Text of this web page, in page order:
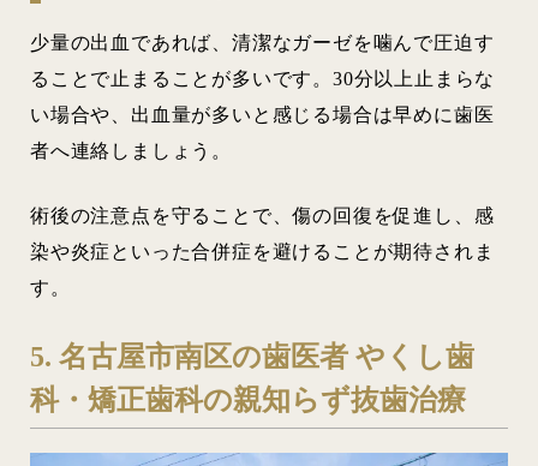
少量の出血であれば、清潔なガーゼを噛んで圧迫す
ることで止まることが多いです。30分以上止まらな
い場合や、出血量が多いと感じる場合は早めに歯医
者へ連絡しましょう。
術後の注意点を守ることで、傷の回復を促進し、感
染や炎症といった合併症を避けることが期待されま
す。
5. 名古屋市南区の歯医者 やくし歯
科・矯正歯科の親知らず抜歯治療